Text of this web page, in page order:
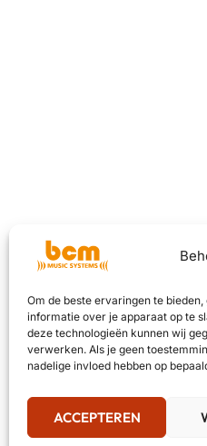
Om de beste ervaringen te
informatie over je apparaat op te
deze technologieën kunnen wij
verwerken. Als je geen
nadelige invloed hebben op
ACCEPTEREN